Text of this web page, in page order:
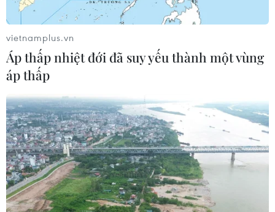
Hải Phòng lấy mẫu xét nghiệm diện rộng
đối với công nhân trong các KCN
25/05/2021 08:23
Giám đốc Sở Y tế Hải Phòng Trần Anh Cường cho biết
đợt 1, các đơn vị sẽ lấy khoảng 30.000 mẫu xét nghiệm,
trung bình mỗi ngày từ 3.000 đến 5.000 mẫu.
vietnamplus.vn
Áp thấp nhiệt đới đã suy yếu thành một vùng
áp thấp